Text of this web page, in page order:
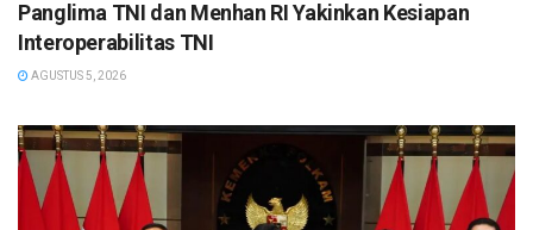
Panglima TNI dan Menhan RI Yakinkan Kesiapan
Interoperabilitas TNI
AGUSTUS 5, 2026